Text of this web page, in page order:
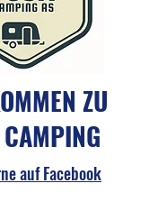
ZU
auf Facebook